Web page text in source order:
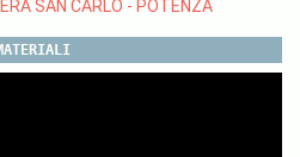
SAN CARLO - POTENZA